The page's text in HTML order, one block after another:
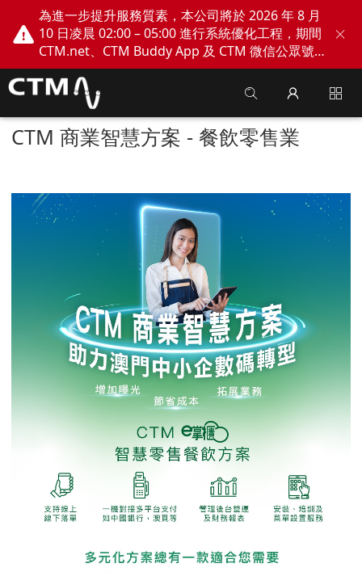
為進一步提升服務質素，本公司將於 2026 年 8 月
10 日凌晨 02:00 – 05:00 進行系統優化工程，期間
CTM.net、CTM Buddy App 及 CTM 微信公眾號
網上服務將會暫停。不便之處，敬請見諒！
CTM 商業智慧方案 - 餐飲零售業